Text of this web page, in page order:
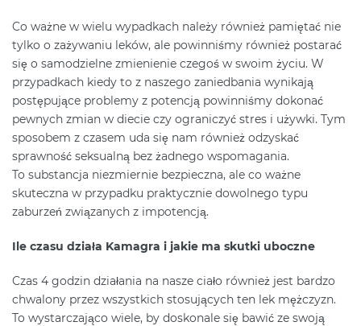
Co ważne w wielu wypadkach należy również pamiętać nie
tylko o zażywaniu leków, ale powinniśmy również postarać
się o samodzielne zmienienie czegoś w swoim życiu. W
przypadkach kiedy to z naszego zaniedbania wynikają
postępujące problemy z potencją powinniśmy dokonać
pewnych zmian w diecie czy ograniczyć stres i używki. Tym
sposobem z czasem uda się nam również odzyskać
sprawność seksualną bez żadnego wspomagania.
To substancja niezmiernie bezpieczna, ale co ważne
skuteczna w przypadku praktycznie dowolnego typu
zaburzeń związanych z impotencją.
Ile czasu działa Kamagra i jakie ma skutki uboczne
Czas 4 godzin działania na nasze ciało również jest bardzo
chwalony przez wszystkich stosujących ten lek mężczyzn.
To wystarczająco wiele, by doskonale się bawić ze swoją